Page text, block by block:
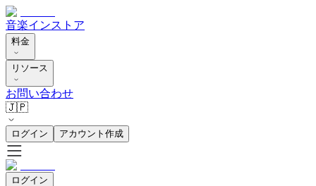
音楽インストア
料金
リソース
お問い合わせ
🇯🇵
ログイン アカウント作成
ログイン